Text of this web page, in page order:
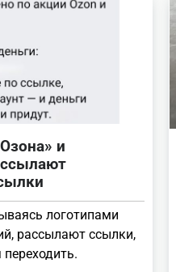
и
логотипами
рассылают ссылки,